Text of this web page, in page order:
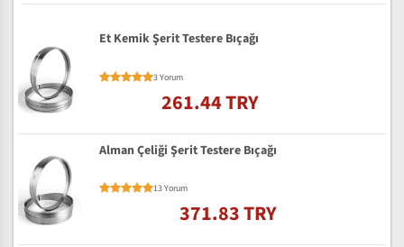
Et Kemik Şerit Testere Bıçağı
3 Yorum
261.44 TRY
Alman Çeliği Şerit Testere Bıçağı
13 Yorum
371.83 TRY